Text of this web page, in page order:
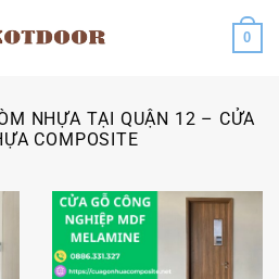
0
NHỰA TẠI QUẬN 12 – CỬA
COMPOSITE